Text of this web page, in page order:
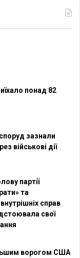
понад 82
зазнали
військові дії
партії
та
справ
свої
ворогом США